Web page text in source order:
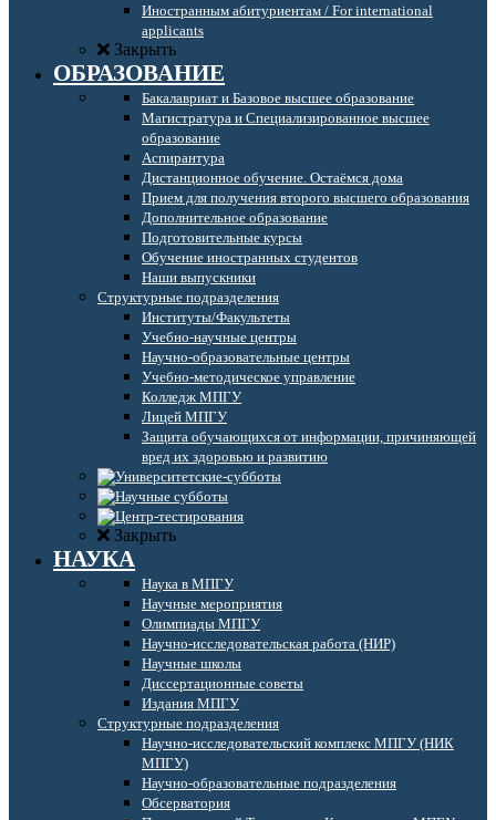
Иностранным абитуриентам / For international
applicants
Закрыть
ОБРАЗОВАНИЕ
Бакалавриат и Базовое высшее образование
Магистратура и Специализированное высшее
образование
Аспирантура
Дистанционное обучение. Остаёмся дома
Прием для получения второго высшего образования
Дополнительное образование
Подготовительные курсы
Обучение иностранных студентов
Наши выпускники
Структурные подразделения
Институты/Факультеты
Учебно-научные центры
Научно-образовательные центры
Учебно-методическое управление
Колледж МПГУ
Лицей МПГУ
Защита обучающихся от информации, причиняющей
вред их здоровью и развитию
Закрыть
НАУКА
Наука в МПГУ
Научные мероприятия
Олимпиады МПГУ
Научно-исследовательская работа (НИР)
Научные школы
Диссертационные советы
Издания МПГУ
Структурные подразделения
Научно-исследовательский комплекс МПГУ (НИК
МПГУ)
Научно-образовательные подразделения
Обсерватория